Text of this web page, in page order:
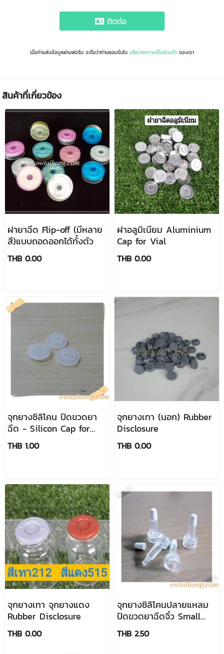
ติดต่อ
เมื่อท่านส่งข้อมูลผ่านฟอร์ม จะถือว่าท่านยอมรับใน นโยบายความเป็นส่วนตัว ของเรา
สินค้าที่เกี่ยวข้อง
ฝายาฉีด Flip-off (มีหลาย
สี)แบบถอดออกได้ทั้งตัว
THB 0.00
ฝาอลูมิเนียม Aluminium
Cap for Vial
THB 0.00
จุกยางซิลิโคน ปิดขวดยา
ฉีด - Silicon Cap for
Vial Bottle
THB 1.00
จุกยางเทา (นอก) Rubber
Disclosure
THB 0.00
จุกยางเทา จุกยางแดง
Rubber Disclosure
THB 0.00
จุกยางซิลิโคนปลายแหลม
ปิดขวดยาฉีดจิ๋ว Small
Vial Silicon Closure
THB 2.50